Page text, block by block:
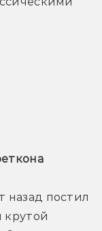
назад постил
крутой